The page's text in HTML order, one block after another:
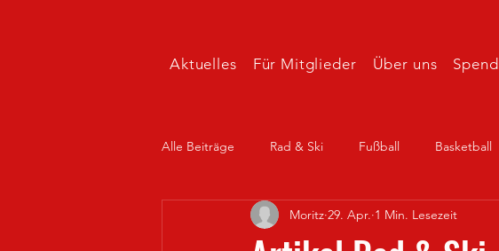
Aktuelles Für Mitglieder Über uns
Alle Beiträge Rad & Ski Fußball Basketball
Moritz 29. Apr. 1 Min. Lesezeit